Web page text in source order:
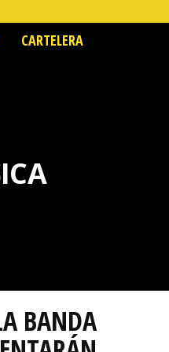
CARTELERA
BANDA